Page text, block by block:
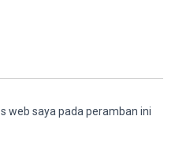
web saya pada peramban ini